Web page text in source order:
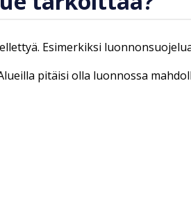
Esimerkiksi
pitäisi olla luonnossa